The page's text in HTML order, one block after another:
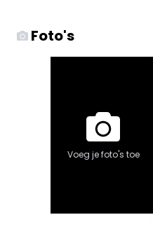
Foto's
Voeg je foto's toe